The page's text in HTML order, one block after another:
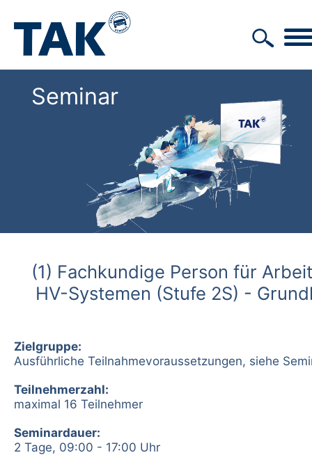
Seminar
(1) Fachkundige Person für
HV-Systemen (Stufe 2S) -
Zielgruppe:
Ausführliche Teilnahmevoraussetzungen, siehe
Teilnehmerzahl:
maximal 16 Teilnehmer
Seminardauer:
2 Tage, 09:00 - 17:00 Uhr